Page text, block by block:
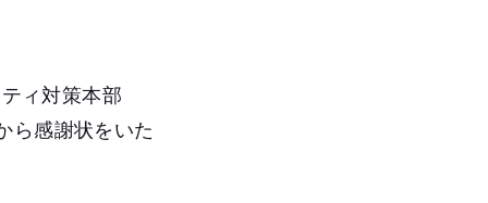
ィ対策本部
ら感謝状をいた